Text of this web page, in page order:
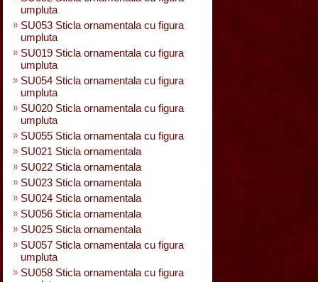
umpluta
SU053 Sticla ornamentala cu figura
umpluta
SU019 Sticla ornamentala cu figura
umpluta
SU054 Sticla ornamentala cu figura
umpluta
SU020 Sticla ornamentala cu figura
umpluta
SU055 Sticla ornamentala cu figura
SU021 Sticla ornamentala
SU022 Sticla ornamentala
SU023 Sticla ornamentala
SU024 Sticla ornamentala
SU056 Sticla ornamentala
SU025 Sticla ornamentala
SU057 Sticla ornamentala cu figura
umpluta
SU058 Sticla ornamentala cu figura